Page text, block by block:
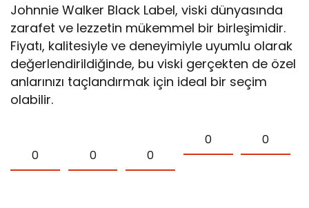
Johnnie Walker Black Label, viski dünyasında
zarafet ve lezzetin mükemmel bir birleşimidir.
Fiyatı, kalitesiyle ve deneyimiyle uyumlu olarak
değerlendirildiğinde, bu viski gerçekten de özel
anlarınızı taçlandırmak için ideal bir seçim
olabilir.
0 0 0
0 0